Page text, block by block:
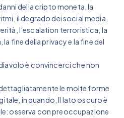
della cripto moneta, la
il degrado dei social media,
l’escalation terroristica, la
fine della privacy e la fine del
è convincerci che non
le molte forme
in quando, Il lato oscuro è
osserva con preoccupazione